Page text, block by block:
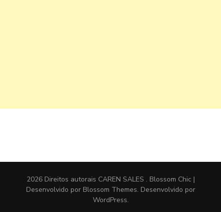
2026 Direitos autorais CAREN SALES . Blossom Chic |
Desenvolvido por Blossom Themes. Desenvolvido por
WordPress.